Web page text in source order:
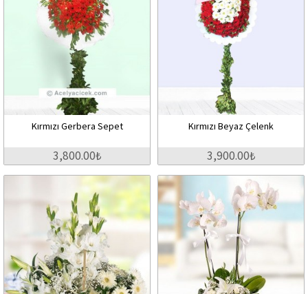
Kırmızı Gerbera Sepet
3,800.00₺
Kırmızı Beyaz Çelenk
3,900.00₺